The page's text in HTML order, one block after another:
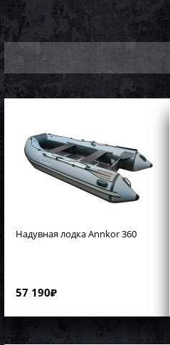
Надувная лодка Annkor 360
57 190₽